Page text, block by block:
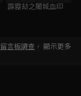
霹靂劫之闍城血印
留言板調查 ， 顯示更多